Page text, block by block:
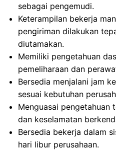
sebagai pengemudi.
Keterampilan bekerja
pengiriman dilakukan
diutamakan.
Memiliki pengetahuan
pemeliharaan dan
Bersedia menjalani jam
sesuai kebutuhan
Menguasai pengetahuan
dan keselamatan
Bersedia bekerja dalam
hari libur perusahaan.